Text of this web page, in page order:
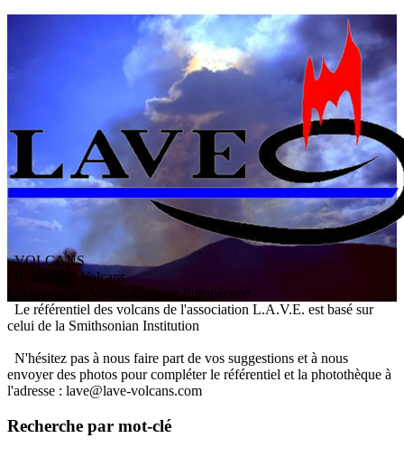
VOLCANS
/ Référentiel Volcans
ssociation V olcanologiqueEuropéenne
Le référentiel des volcans de l'association L.A.V.E. est basé sur
celui de la Smithsonian Institution
N'hésitez pas à nous faire part de vos suggestions et à nous
envoyer des photos pour compléter le référentiel et la photothèque à
l'adresse : lave@lave-volcans.com
Recherche par mot-clé